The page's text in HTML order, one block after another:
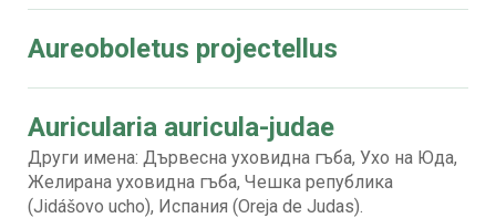
Aureoboletus projectellus
Auricularia auricula-judae
Други имена: Дървесна уховидна гъба, Ухо на Юда,
Желирана уховидна гъба, Чешка република
(Jidášovo ucho), Испания (Oreja de Judas).